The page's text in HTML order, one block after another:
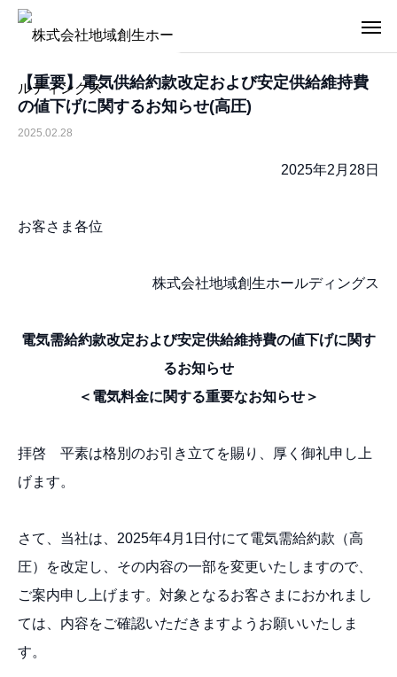
【重要】電気供給約款改定および安定供給維持費
の値下げに関するお知らせ(高圧)
2025.02.28
2025年2月28日
お客さま各位
株式会社地域創生ホールディングス
電気需給約款改定および安定供給維持費の値下げに関す
るお知らせ
＜電気料金に関する重要なお知らせ＞
拝啓 平素は格別のお引き⽴てを賜り、厚く御礼申し上
げます。
さて、当社は、2025年4月1日付にて電気需給約款（高
圧）を改定し、その内容の一部を変更いたしますので、
ご案内申し上げます。対象となるお客さまにおかれまし
ては、内容をご確認いただきますようお願いいたしま
す。